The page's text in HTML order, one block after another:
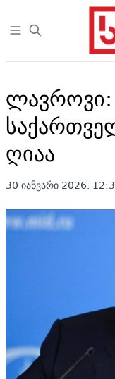
Open sidebar
ღიაა
30 იანვარი 2026.